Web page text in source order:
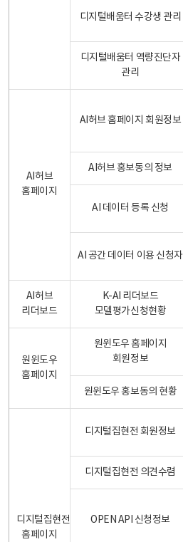
디지털배움터 수강생 관리
디지털배움터 역량진단자
관리
AI허브
홈페이지
AI허브 홈페이지 회원정보
AI허브 홍보동의 정보
AI 데이터 등록 신청
AI 공간 데이터 이용 신청자
AI허브
리더보드
K-AI 리더보드
모델평가신청현황
원윈도우
홈페이지
원윈도우 홈페이지
회원정보
원윈도우 홍보동의 현황
디지털집현전
홈페이지
디지털집현전 회원정보
디지털집현전 의견수렴
OPEN API 신청정보